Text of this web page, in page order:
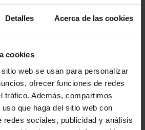
Detalles Acerca de las cookies
cookies
web se usan para personalizar
ofrecer funciones de redes
tráfico. Además, compartimos
que haga del sitio web con
redes sociales, publicidad y análisis